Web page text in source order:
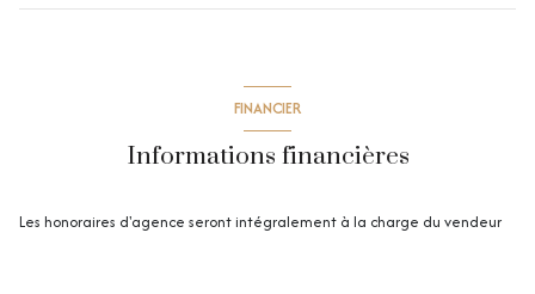
FINANCIER
Informations financières
Les honoraires d'agence seront intégralement à la charge du vendeur